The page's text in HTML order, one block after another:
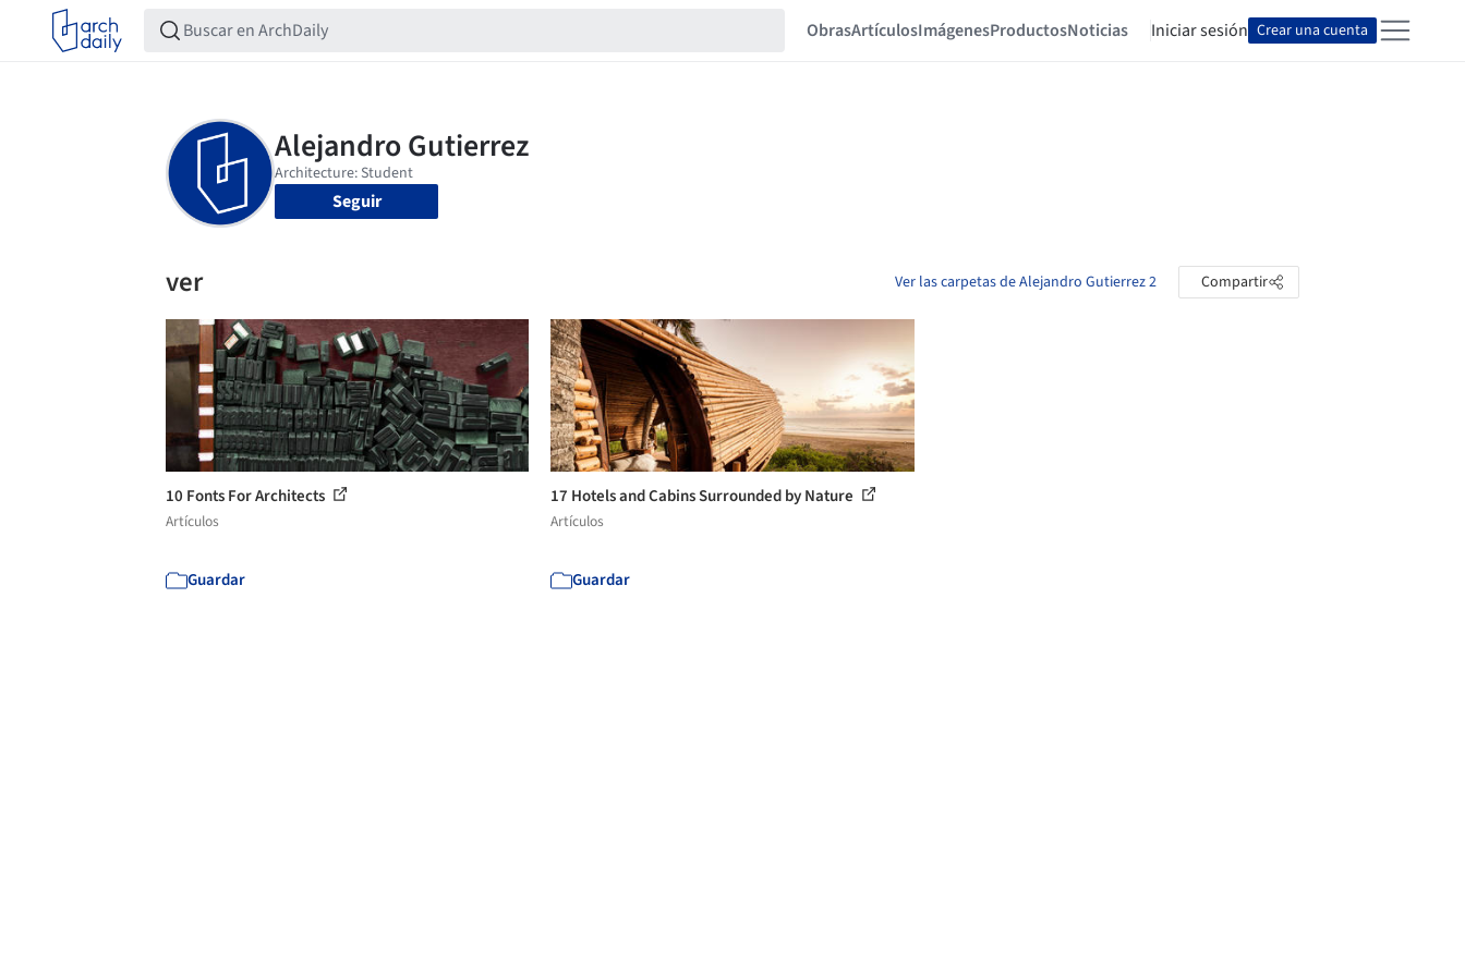
ObrasArtículosImágenesProductosNoticias Iniciar sesión Crear una cuenta
Seguir
ver Ver las carpetas de Alejandro Gutierrez 2 Compartir
10 Fonts For Architects
Artículos
Guardar
17 Hotels and Cabins Surrounded by Nature
Artículos
Guardar